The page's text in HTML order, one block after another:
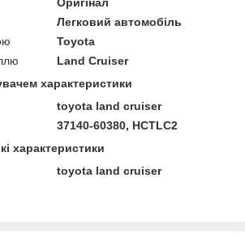
Легковий автомобіль
Toyota
Land Cruiser
характеристики
toyota land cruiser
37140-60380, HCTLC2
характеристики
toyota land cruiser